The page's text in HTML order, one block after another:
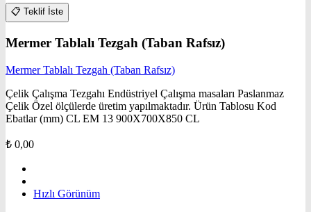
📋 Teklif İste
Mermer Tablalı Tezgah (Taban Rafsız)
Mermer Tablalı Tezgah (Taban Rafsız)
Çelik Çalışma Tezgahı Endüstriyel Çalışma masaları Paslanmaz
Çelik Özel ölçülerde üretim yapılmaktadır. Ürün Tablosu Kod
Ebatlar (mm) CL EM 13 900X700X850 CL
₺ 0,00
Hızlı Görünüm